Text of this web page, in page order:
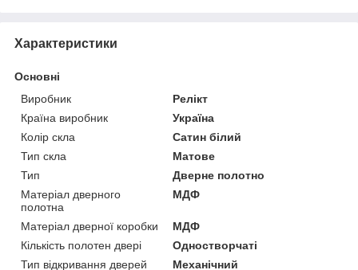
Характеристики
Основні
Виробник
Релікт
Країна виробник
Україна
Колір скла
Сатин білий
Тип скла
Матове
Тип
Дверне полотно
Матеріал дверного
полотна
МДФ
Матеріал дверної коробки
МДФ
Кількість полотен двері
Одностворчаті
Тип відкривання дверей
Механічний